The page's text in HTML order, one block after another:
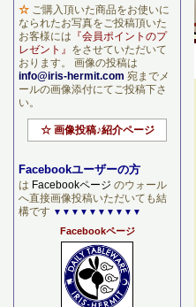
☆ ご購入頂いた商品をお使いに
なられたお写真をご投稿頂いた
お客様には 『会員ポイントのプ
レゼント』 をさせていただいて
おります。 画像の投稿は
info@iris-hermit.com 宛までメ
ールの画像添付にてご投稿下さ
い。
☆ 画像投稿♪紹介ページ
Facebookユーザーの方
は Facebookページ のウォール
へ直接画像投稿いただいても結
構です ▼▼▼▼▼▼▼▼▼▼
Facebookページ